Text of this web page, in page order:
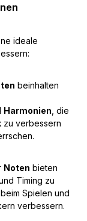
ideale
beinhalten
Harmonien , die
zu verbessern
Noten bieten
Timing zu
Spielen und
verbessern.